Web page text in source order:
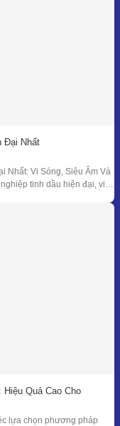
Đại Nhất
Nhất: Vi Sóng, Siêu Âm Và
tinh dầu hiện đại, việc
và hoạt chất trị liệu là
Quả Cao Cho
lựa chọn phương pháp